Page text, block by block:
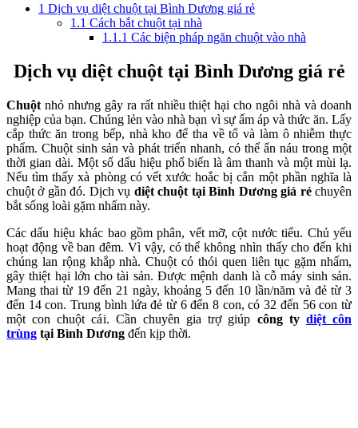
1 Dịch vụ diệt chuột tại Bình Dương giá rẻ
1.1 Cách bắt chuột tại nhà
1.1.1 Các biện pháp ngăn chuột vào nhà
Dịch vụ diệt chuột tại Bình Dương giá rẻ
Chuột nhỏ nhưng gây ra rất nhiều thiệt hại cho ngôi nhà và doanh
nghiệp của bạn. Chúng lẻn vào nhà bạn vì sự ấm áp và thức ăn. Lấy
cắp thức ăn trong bếp, nhà kho để tha về tổ và làm ô nhiễm thực
phẩm. Chuột sinh sản và phát triển nhanh, có thể ẩn náu trong một
thời gian dài. Một số dấu hiệu phổ biến là âm thanh và một mùi lạ.
Nếu tìm thấy xà phòng có vết xước hoắc bị cắn một phần nghĩa là
chuột ở gần đó. Dịch vụ diệt chuột tại Bình Dương giá rẻchuyên
bắt sống loài gặm nhấm này.
Các dấu hiệu khác bao gồm phân, vết mỡ, cột nước tiểu. Chủ yếu
hoạt động về ban đêm. Vì vậy, có thể không nhìn thấy cho đến khi
chúng lan rộng khắp nhà. Chuột có thói quen liên tục gặm nhấm,
gây thiệt hại lớn cho tài sản. Được mệnh danh là cỗ máy sinh sản.
Mang thai từ 19 đến 21 ngày, khoảng 5 đến 10 lần/năm và đẻ từ 3
đến 14 con. Trung bình lứa đẻ từ 6 đến 8 con, có 32 đến 56 con từ
một con chuột cái. Cần chuyên gia trợ giúp công ty diệt côn
trùng tại Bình Dương đến kịp thời.